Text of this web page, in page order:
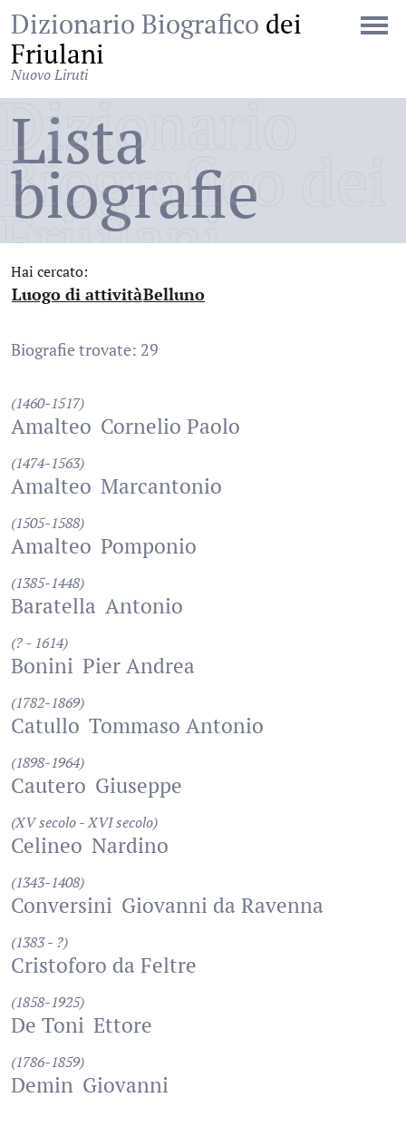
Dizionario Biografico dei
Friulani
Nuovo Liruti
Dizionario
Biografico dei
Friulani
Lista
biografie
Hai cercato:
Luogo di attività
:Belluno
Biografie trovate: 29
(1460-1517)
Amalteo Cornelio Paolo
(1474-1563)
Amalteo Marcantonio
(1505-1588)
Amalteo Pomponio
(1385-1448)
Baratella Antonio
(? - 1614)
Bonini Pier Andrea
(1782-1869)
Catullo Tommaso Antonio
(1898-1964)
Cautero Giuseppe
(XV secolo - XVI secolo)
Celineo Nardino
(1343-1408)
Conversini Giovanni da Ravenna
(1383 - ?)
Cristoforo da Feltre
(1858-1925)
De Toni Ettore
(1786-1859)
Demin Giovanni